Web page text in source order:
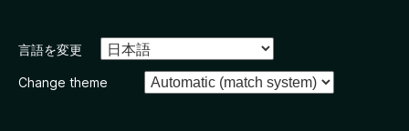
言語を変更
Change theme